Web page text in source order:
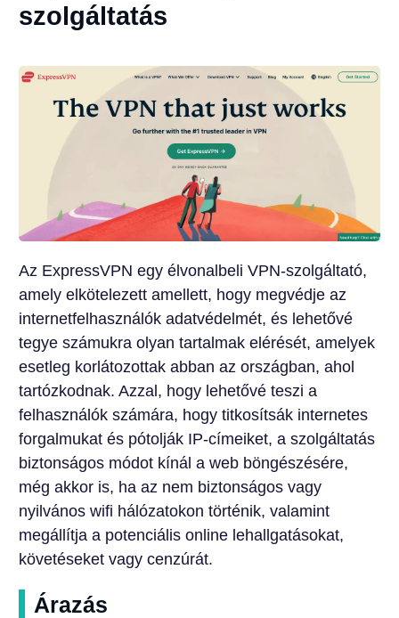
szolgáltatás
Az ExpressVPN egy élvonalbeli VPN-szolgáltató,
amely elkötelezett amellett, hogy megvédje az
internetfelhasználók adatvédelmét, és lehetővé
tegye számukra olyan tartalmak elérését, amelyek
esetleg korlátozottak abban az országban, ahol
tartózkodnak. Azzal, hogy lehetővé teszi a
felhasználók számára, hogy titkosítsák internetes
forgalmukat és pótolják IP-címeiket, a szolgáltatás
biztonságos módot kínál a web böngészésére,
még akkor is, ha az nem biztonságos vagy
nyilvános wifi hálózatokon történik, valamint
megállítja a potenciális online lehallgatásokat,
követéseket vagy cenzúrát.
Árazás